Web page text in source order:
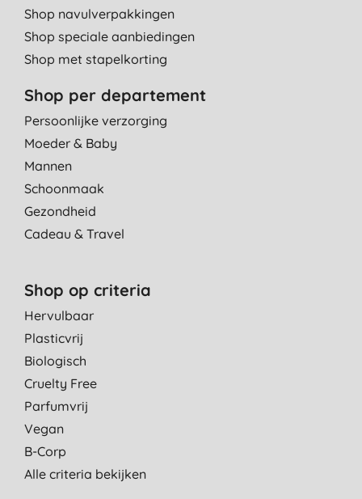
Shop navulverpakkingen
Shop speciale aanbiedingen
Shop met stapelkorting
Shop per departement
Persoonlijke verzorging
Moeder & Baby
Mannen
Schoonmaak
Gezondheid
Cadeau & Travel
Shop op criteria
Hervulbaar
Plasticvrij
Biologisch
Cruelty Free
Parfumvrij
Vegan
B-Corp
Alle criteria bekijken